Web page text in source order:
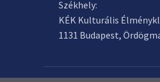
Székhely:
KÉK Kulturális
1131 Budapest,